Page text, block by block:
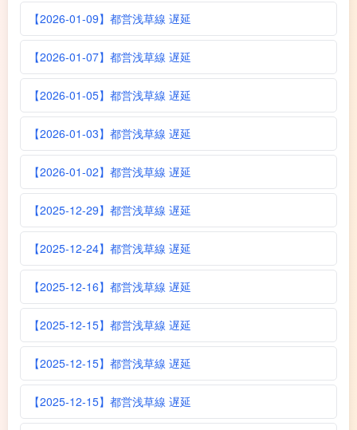
【2026-01-09】都営浅草線 遅延
【2026-01-07】都営浅草線 遅延
【2026-01-05】都営浅草線 遅延
【2026-01-03】都営浅草線 遅延
【2026-01-02】都営浅草線 遅延
【2025-12-29】都営浅草線 遅延
【2025-12-24】都営浅草線 遅延
【2025-12-16】都営浅草線 遅延
【2025-12-15】都営浅草線 遅延
【2025-12-15】都営浅草線 遅延
【2025-12-15】都営浅草線 遅延